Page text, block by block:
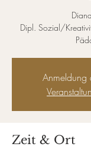
Dipl. Sozial/
Anmeldung
Zeit & Ort